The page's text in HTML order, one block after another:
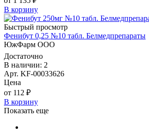
В корзину
Быстрый просмотр
Фенибут 0,25 №10 табл. Белмедпрепараты
ЮжФарм ООО
Достаточно
В наличии: 2
Арт. KF-00033626
Цена
от 112 ₽
В корзину
Показать еще